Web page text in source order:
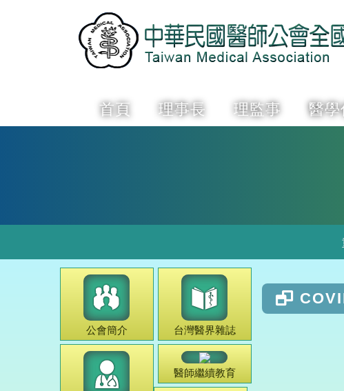
首頁 理事長 理監事 醫學
公會簡介 台灣醫界雜誌
醫師繼續教育